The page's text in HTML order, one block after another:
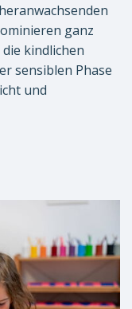
ganz
kindlichen
sensiblen Phase
und